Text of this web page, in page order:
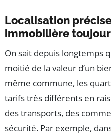
Localisation
immobilière
On sait depuis longtemps
moitié de la valeur d’un
même commune, les
tarifs très différents en
des transports, des
sécurité. Par exemple,